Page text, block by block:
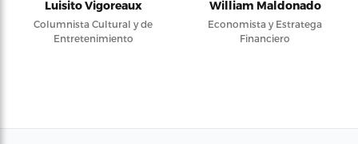
Luisito Vigoreaux
Columnista Cultural y de
Entretenimiento
William Maldonado
Economista y Estratega
Financiero